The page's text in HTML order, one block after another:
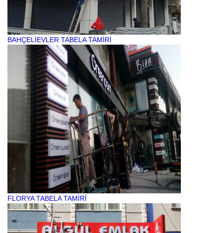
BAHÇELİEVLER TABELA TAMİRİ
FLORYA TABELA TAMİRİ